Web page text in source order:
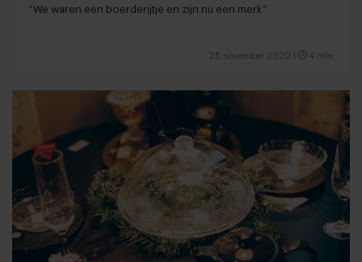
“We waren een boerderijtje en zijn nu een merk”
25 november 2020 4 min